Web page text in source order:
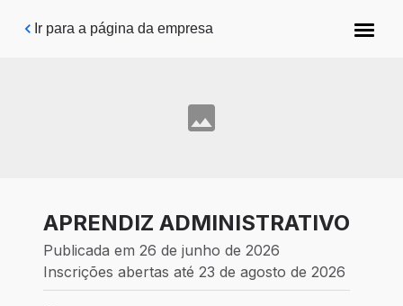
Pular para o conteúdo principal
Ir para a página da empresa
APRENDIZ ADMINISTRATIVO
Publicada em 26 de junho de 2026
Inscrições abertas até 23 de agosto de 2026